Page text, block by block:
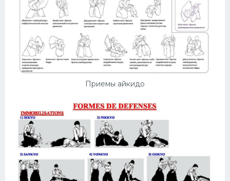
Приемы айкидо